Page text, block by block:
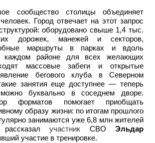
сообщество столицы объединяет
Город отвечает на этот запрос
оборудовано свыше 1,4 тыс.
дорожек, манежей и секторов,
маршруты в парках и вдоль
каждом районе для всех желающих
массовые забеги и открытые
бегового клуба в Северном
занятия еще доступнее — теперь
можно буквально в соседнем дворе.
форматов помогает приобщать
образу жизни: по итогам прошлого
занимаются уже 6,8 млн жителей
участник СВОЭльдар
участие в тренировке.